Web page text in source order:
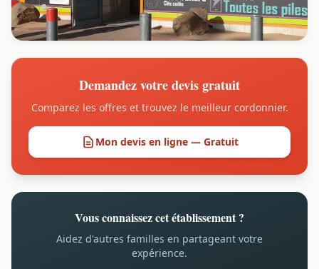
Demandez votre devis gratuit
Comparez les offres et trouvez le meilleur cordonnier.
Mon devis en ligne — Gratuit
Vous connaissez cet établissement ?
Aidez d'autres familles en partageant votre
expérience.